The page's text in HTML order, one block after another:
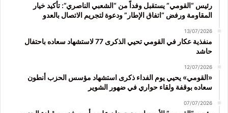
رئيس “القومي” يستقبل وفداً من “الشعبي الناصري”: تأكيد خيار
المقاومة ورفض “اتفاق الإطار” ودعوة لتجريم الاتصال بالعدو
13/07/2026
منفذية عكار في القومي تحيي الذكرى 77 لاستشهاد سعاده باحتفال
حاشد
12/07/2026
«القومي» يحيي يوم الفداء ذكرى استشهاد مؤسس الحزب أنطون
سعاده بوقفة ولقاء حواري في ضهور الشوير
07/07/2026